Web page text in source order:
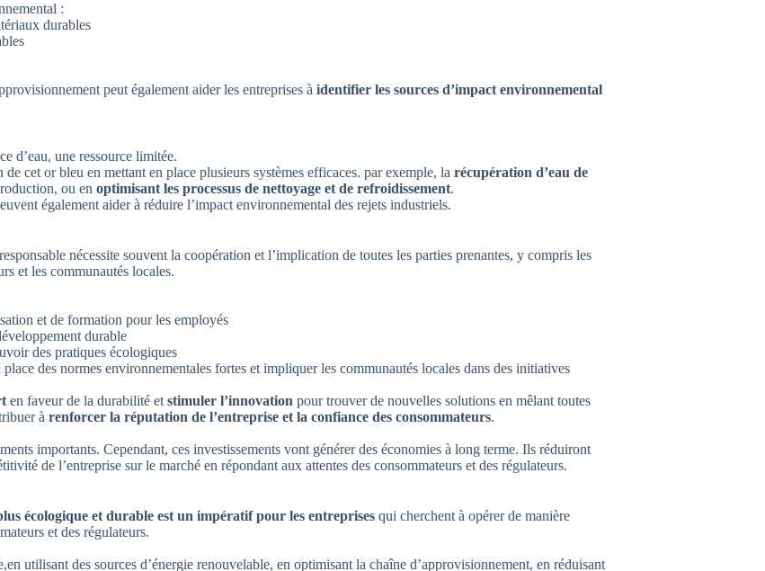
:
durables
peut également aider les entreprises à identifier les sources d’impact environnemental
d’eau, une ressource limitée.
cet or bleu en mettant en place plusieurs systèmes efficaces. par exemple, la récupération d’eau de
ou en optimisant les processus de nettoyage et de refroidissement.
également aider à réduire l’impact environnemental des rejets industriels.
nécessite souvent la coopération et l’implication de toutes les parties prenantes, y compris les
et les communautés locales.
et de formation pour les employés
durable
des pratiques écologiques
des normes environnementales fortes et impliquer les communautés locales dans des initiatives
en faveur de la durabilité et stimuler l’innovation pour trouver de nouvelles solutions en mêlant toutes
à renforcer la réputation de l’entreprise et la confiance des consommateurs.
importants. Cependant, ces investissements vont générer des économies à long terme. Ils réduiront
de l’entreprise sur le marché en répondant aux attentes des consommateurs et des régulateurs.
écologique et durable est un impératif pour les entreprises qui cherchent à opérer de manière
et des régulateurs.
utilisant des sources d’énergie renouvelable, en optimisant la chaîne d’approvisionnement, en réduisant